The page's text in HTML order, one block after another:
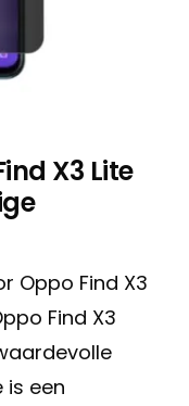
X3 Lite
Oppo Find X3
Find X3
is een